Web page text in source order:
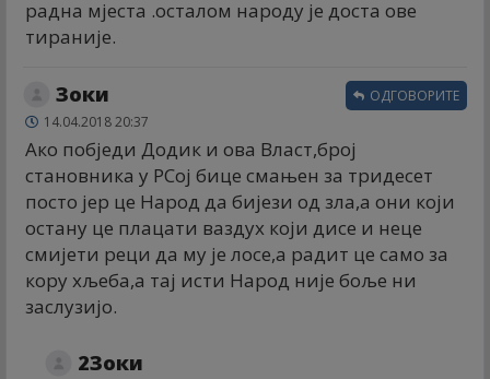
радна мјеста .осталом народу је доста ове
тираније.
Зоки
14.04.2018 20:37
Ако побједи Додик и ова Власт,број
становника у РСој бице смањен за тридесет
посто јер це Народ да бијези од зла,а они који
остану це плацати ваздух који дисе и неце
смијети реци да му је лосе,а радит це само за
кору хљеба,а тај исти Народ није боље ни
заслузијо.
ОДГОВОРИТЕ
2Зоки